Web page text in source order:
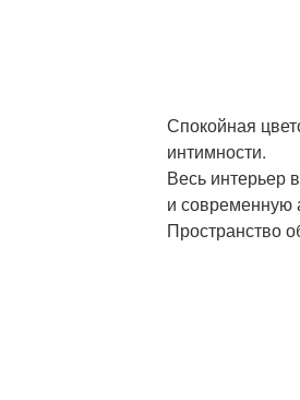
Спокойная
интимности.
Весь интерьер
и современную
Пространство